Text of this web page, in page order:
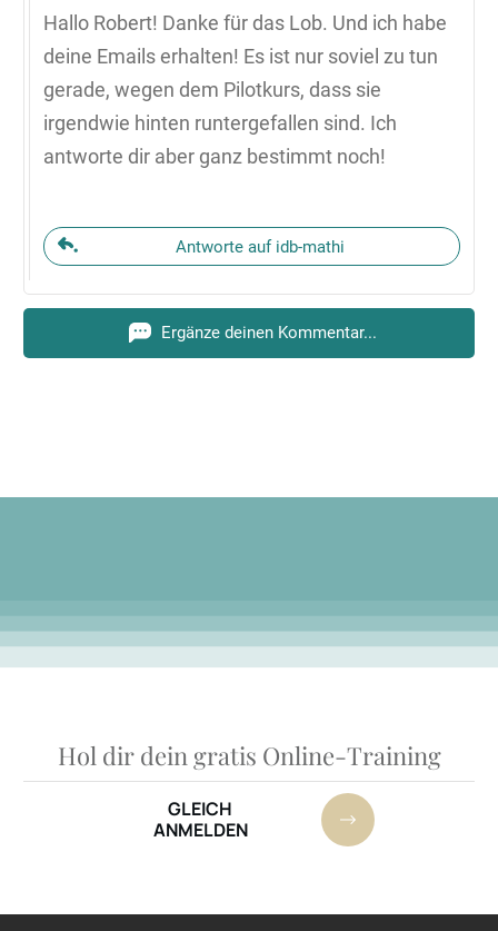
Hallo Robert! Danke für das Lob. Und ich habe
deine Emails erhalten! Es ist nur soviel zu tun
gerade, wegen dem Pilotkurs, dass sie
irgendwie hinten runtergefallen sind. Ich
antworte dir aber ganz bestimmt noch!
Antworte auf idb-mathi
Ergänze deinen Kommentar...
Hol dir dein gratis Online-Training
GLEICH
ANMELDEN